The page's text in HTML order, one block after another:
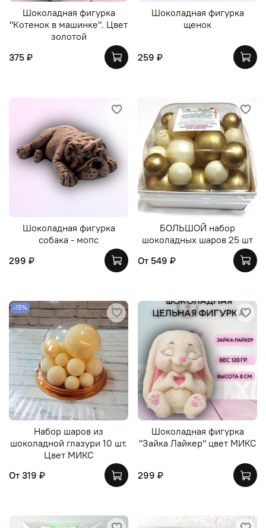
Шоколадная фигурка
"Котенок в машинке". Цвет
золотой
375 ₽
Шоколадная фигурка
щенок
259 ₽
Шоколадная фигурка
собака - мопс
299 ₽
БОЛЬШОЙ набор
шоколадных шаров 25 шт
От 549 ₽
-15%
Набор шаров из
шоколадной глазури 10 шт.
Цвет МИКС
От 319 ₽
Шоколадная фигурка
"Зайка Лайкер" цвет МИКС
299 ₽